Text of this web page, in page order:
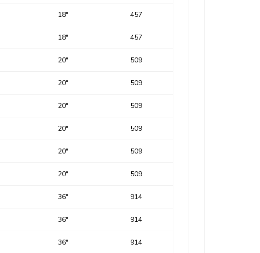
18″ 457
18″ 457
20″ 509
20″ 509
20″ 509
20″ 509
20″ 509
20″ 509
36″ 914
36″ 914
36″ 914